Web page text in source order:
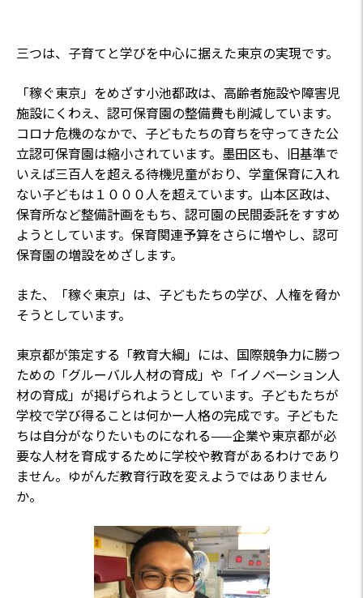
三つは、子育てと学びを中心に据えた東京の実現です。
「稼ぐ東京」をめざす小池都政は、高齢者施設や障害児
施設にくわえ、認可保育園の整備費も削減しています。
コロナ危機のなかで、子どもたちの育ちを守ってきた公
立認可保育園は縮小されています。墨田区も、旧基準で
いえば三百人を超える待機児童がおり、学童保育に入れ
ない子どもは１０００人を超えています。山本区政は、
保育所など整備計画をもち、認可園の民間委託をすすめ
ようとしています。保育関連予算をさらに増やし、認可
保育園の増設をめざします。
また、「稼ぐ東京」は、子どもたちの学び、人権を脅か
そうとしています。
東京都が策定する「教育大綱」には、国際競争力に勝つ
ための「グルーバル人材の育成」や「イノベーション人
材の育成」が掲げられようとしています。子どもたちが
学校で学び得ることは何かー人格の完成です。子どもた
ちは自分がなりたいものになれる——企業や東京都が必
要な人材を育成するために学校や教育があるわけであり
ません。ゆがんだ教育行政を変えようではありません
か。